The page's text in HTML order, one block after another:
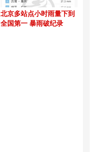
北京多站点小时雨量下到
全国第一 暴雨破纪录